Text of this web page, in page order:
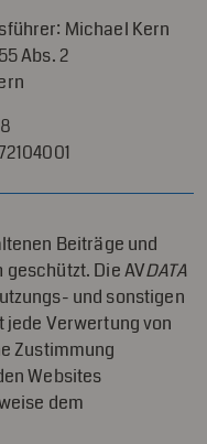
Michael Kern
Abs. 2
Beiträge und
Die AVDATA
und sonstigen
Verwertung von
Zustimmung
Websites
dem